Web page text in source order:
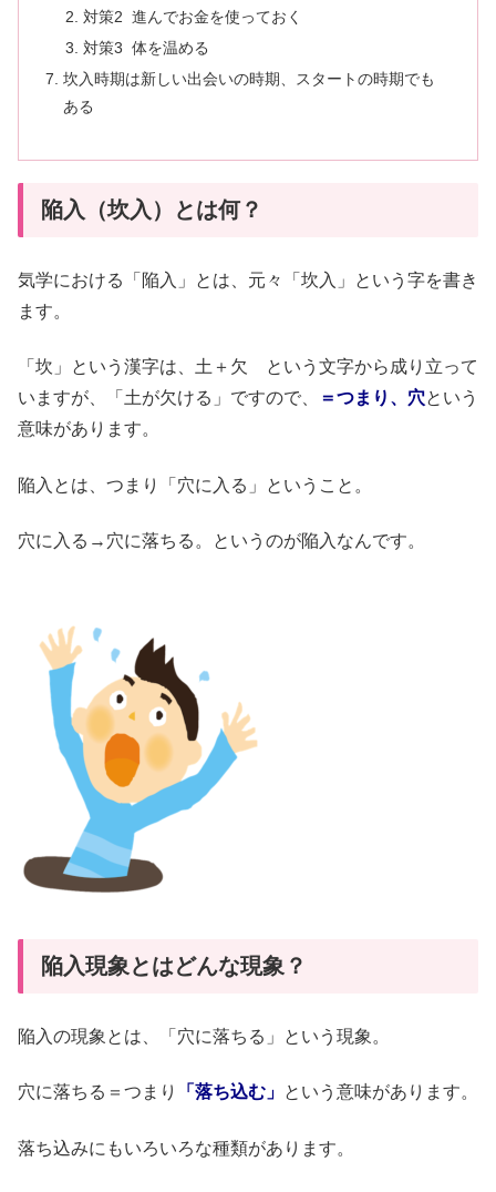
対策2 進んでお金を使っておく
対策3 体を温める
坎入時期は新しい出会いの時期、スタートの時期でも
ある
陥入（坎入）とは何？
気学における「陥入」とは、元々「坎入」という字を書き
ます。
「坎」という漢字は、土＋欠 という文字から成り立って
いますが、「土が欠ける」ですので、
＝つまり、穴という
意味があります。
陥入とは、つまり「穴に入る」ということ。
穴に入る→穴に落ちる。というのが陥入なんです。
陥入現象とはどんな現象？
陥入の現象とは、「穴に落ちる」という現象。
穴に落ちる＝つまり 「落ち込む」 という意味があります。
落ち込みにもいろいろな種類があります。